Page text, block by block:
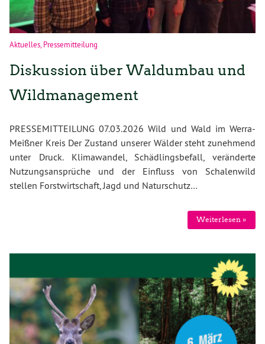
Aktuelles,Pressemitteilung
Diskussion über Waldumbau und
Wildmanagement
PRESSEMITTEILUNG 07.03.2026 Wild und Wald im Werra-
Meißner Kreis Der Zustand unserer Wälder steht zunehmend
unter Druck. Klimawandel, Schädlingsbefall, veränderte
Nutzungsansprüche und der Einfluss von Schalenwild
stellen Forstwirtschaft, Jagd und Naturschutz…
Weiterlesen »